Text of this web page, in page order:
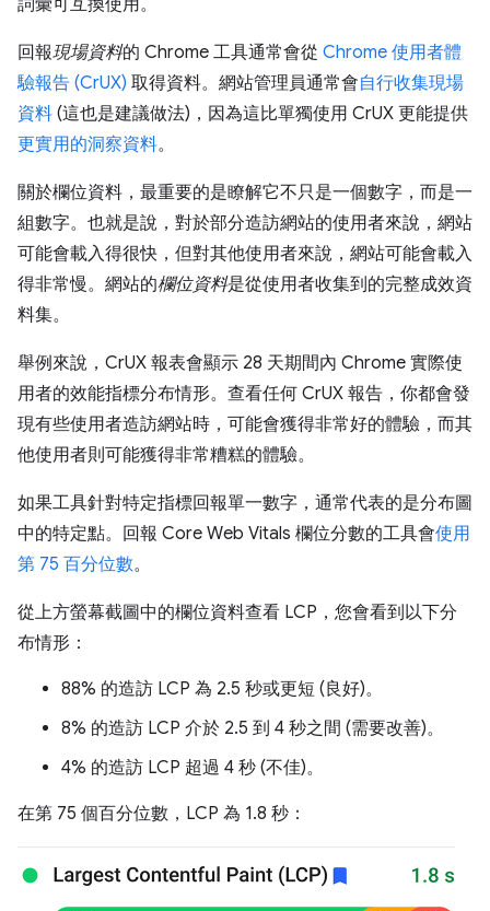
回報現場資料的 Chrome 工具通常會從 Chrome 使用者體
驗報告 (CrUX) 取得資料。網站管理員通常會自行收集現場
資料 (這也是建議做法)，因為這比單獨使用 CrUX 更能提供
更實用的洞察資料。
關於欄位資料，最重要的是瞭解它不只是一個數字，而是一
組數字。也就是說，對於部分造訪網站的使用者來說，網站
可能會載入得很快，但對其他使用者來說，網站可能會載入
得非常慢。網站的欄位資料是從使用者收集到的完整成效資
料集。
舉例來說，CrUX 報表會顯示 28 天期間內 Chrome 實際使
用者的效能指標分布情形。查看任何 CrUX 報告，你都會發
現有些使用者造訪網站時，可能會獲得非常好的體驗，而其
他使用者則可能獲得非常糟糕的體驗。
如果工具針對特定指標回報單一數字，通常代表的是分布圖
中的特定點。回報 Core Web Vitals 欄位分數的工具會使用
第 75 百分位數。
從上方螢幕截圖中的欄位資料查看 LCP，您會看到以下分
布情形：
88% 的造訪 LCP 為 2.5 秒或更短 (良好)。
8% 的造訪 LCP 介於 2.5 到 4 秒之間 (需要改善)。
4% 的造訪 LCP 超過 4 秒 (不佳)。
在第 75 個百分位數，LCP 為 1.8 秒：